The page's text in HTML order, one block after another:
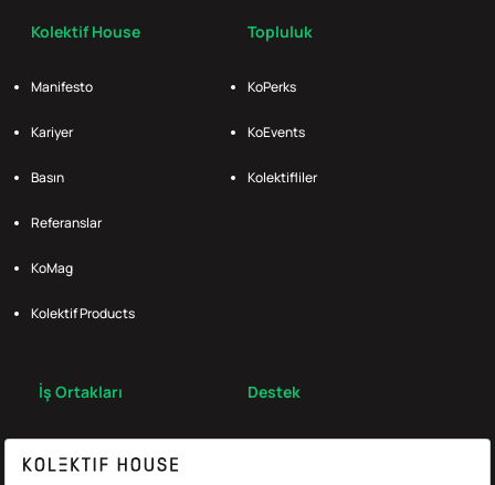
Kolektif House
Manifesto
Kariyer
Basın
Referanslar
KoMag
Kolektif Products
Topluluk
KoPerks
KoEvents
Kolektifliler
İş Ortakları Destek